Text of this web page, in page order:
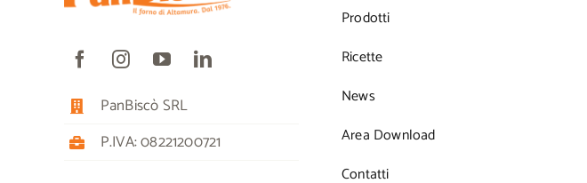
PanBiscò SRL
P.IVA: 08221200721
Prodotti
Ricette
News
Area Download
Contatti